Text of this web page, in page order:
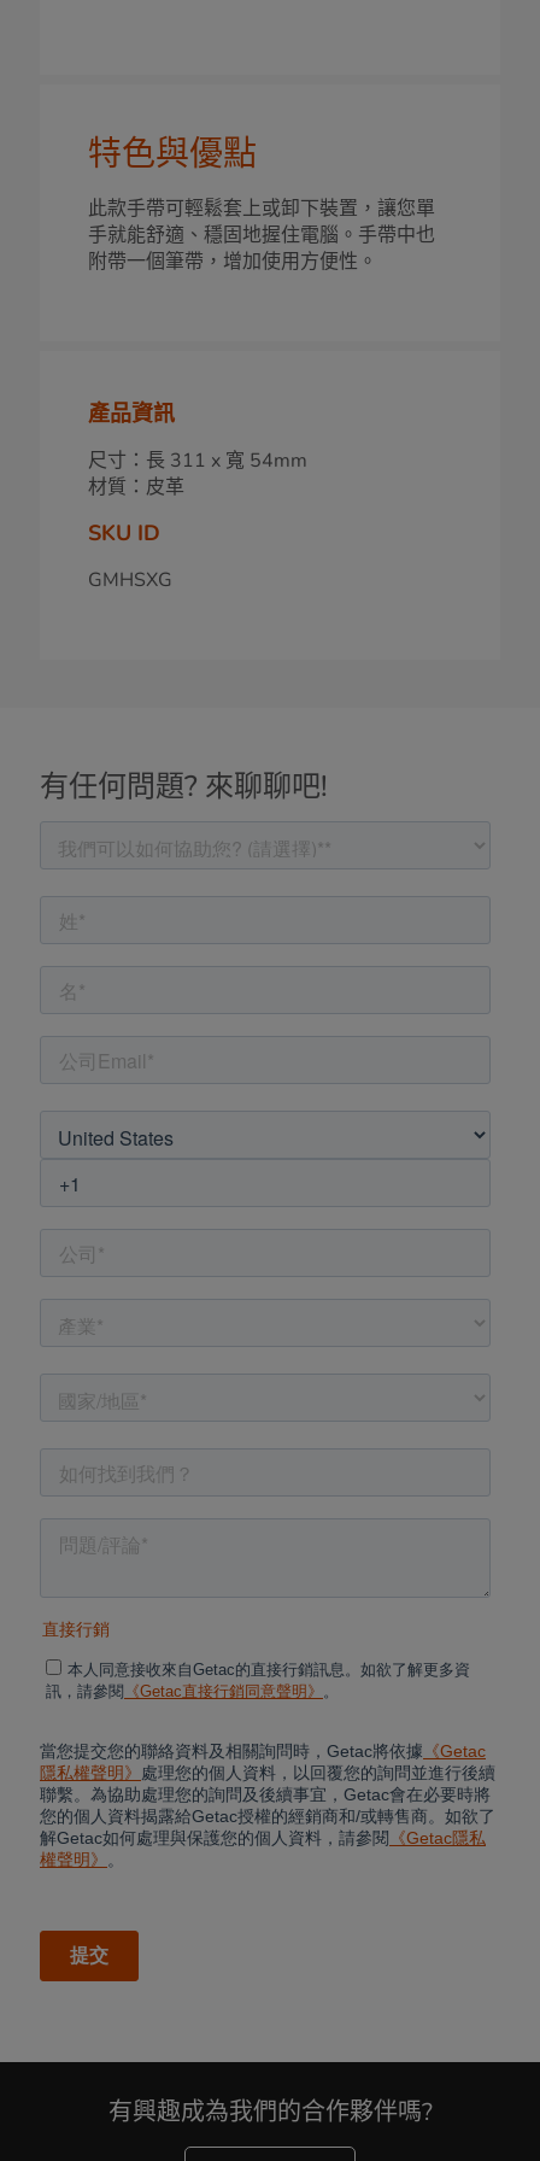
特色與優點
此款手帶可輕鬆套上或卸下裝置，讓您單
手就能舒適、穩固地握住電腦。手帶中也
附帶一個筆帶，增加使用方便性。
產品資訊
尺寸：長 311 x 寬 54mm
材質：皮革
SKU ID
GMHSXG
有任何問題? 來聊聊吧!
有興趣成為我們的合作夥伴嗎?